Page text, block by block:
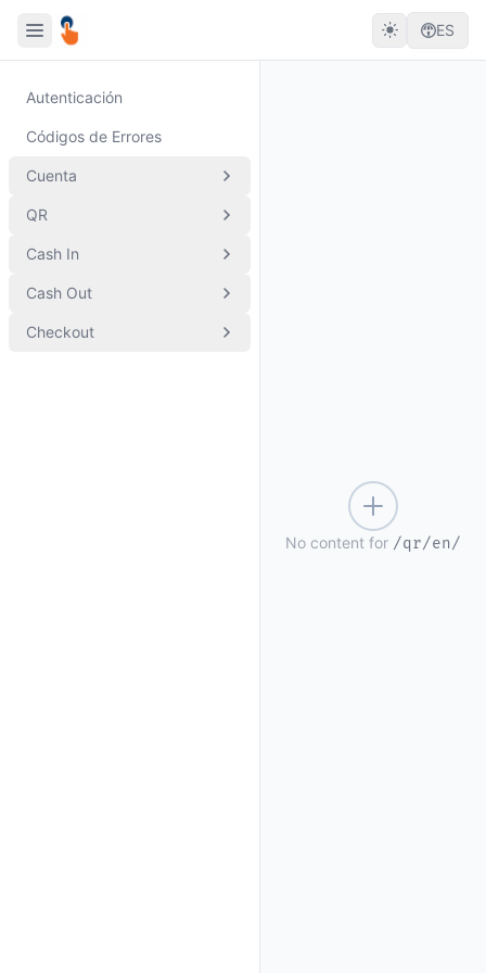
ES
Autenticación
Códigos de Errores
Cuenta
QR
Cash In
Cash Out
Checkout
No content for /qr/en/